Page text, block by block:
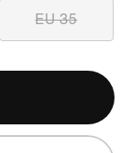
EU 35